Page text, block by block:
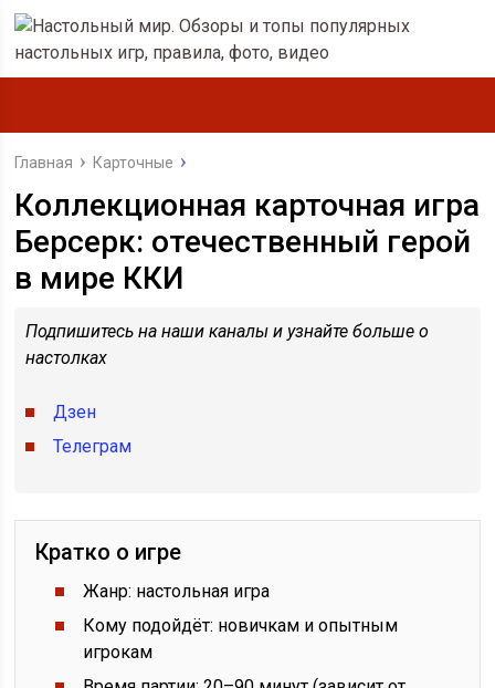
Главная Карточные
Коллекционная карточная игра
Берсерк: отечественный герой
в мире ККИ
Подпишитесь на наши каналы и узнайте больше о
настолках
Дзен
Телеграм
Кратко о игре
Жанр: настольная игра
Кому подойдёт: новичкам и опытным
игрокам